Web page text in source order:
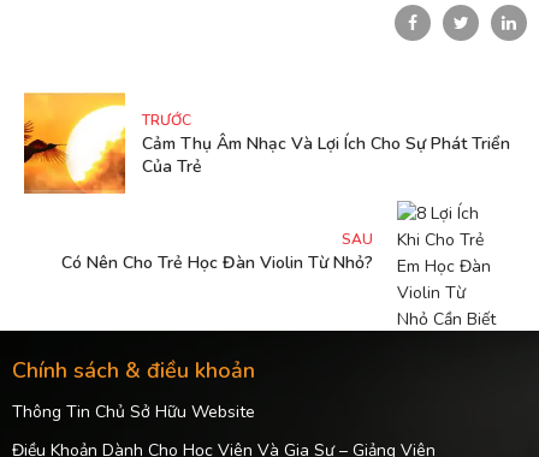
TRƯỚC
Cảm Thụ Âm Nhạc Và Lợi Ích Cho Sự Phát Triển
Của Trẻ
SAU
Có Nên Cho Trẻ Học Đàn Violin Từ Nhỏ?
Chính sách & điều khoản
Thông Tin Chủ Sở Hữu Website
Điều Khoản Dành Cho Học Viên Và Gia Sư – Giảng Viên